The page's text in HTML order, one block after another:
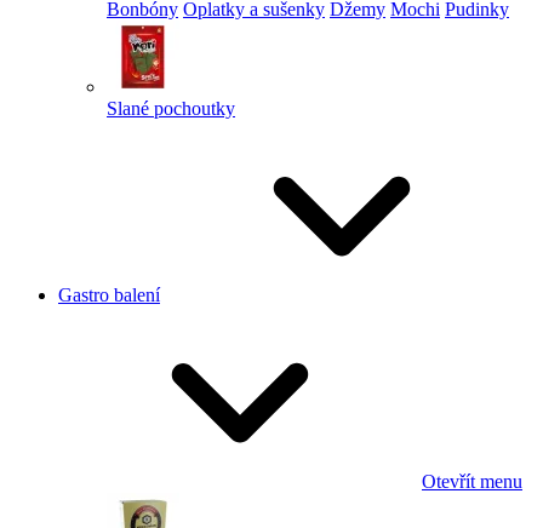
Bonbóny Oplatky a sušenky Džemy Mochi Pudinky
Slané pochoutky
Gastro balení
Otevřít menu